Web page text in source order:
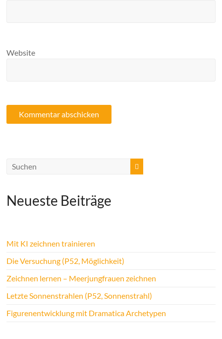
Website
Neueste Beiträge
Mit KI zeichnen trainieren
Die Versuchung (P52, Möglichkeit)
Zeichnen lernen – Meerjungfrauen zeichnen
Letzte Sonnenstrahlen (P52, Sonnenstrahl)
Figurenentwicklung mit Dramatica Archetypen